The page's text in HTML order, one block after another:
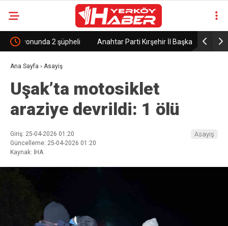
Anahtar Parti Kırşehir İl Başkanı Kaya: “Basın, halkın
haber alma hakkının en önemli güvencelerinden
biridir”
Kırşehir
Ana Sayfa › Asayiş
Uşak’ta motosiklet
araziye devrildi: 1 ölü
Giriş: 25-04-2026 01:20
Güncelleme: 25-04-2026 01:20
Kaynak: İHA
Asayiş